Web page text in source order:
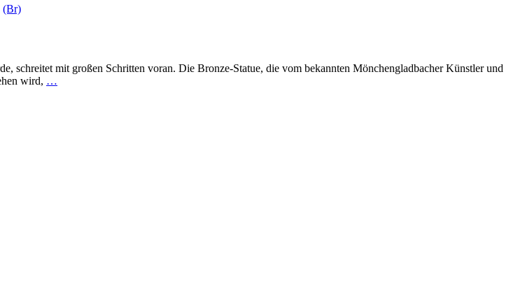
(Br)
schreitet mit großen Schritten voran. Die Bronze-Statue, die vom bekannten Mönchengladbacher Künstler und
wird, …